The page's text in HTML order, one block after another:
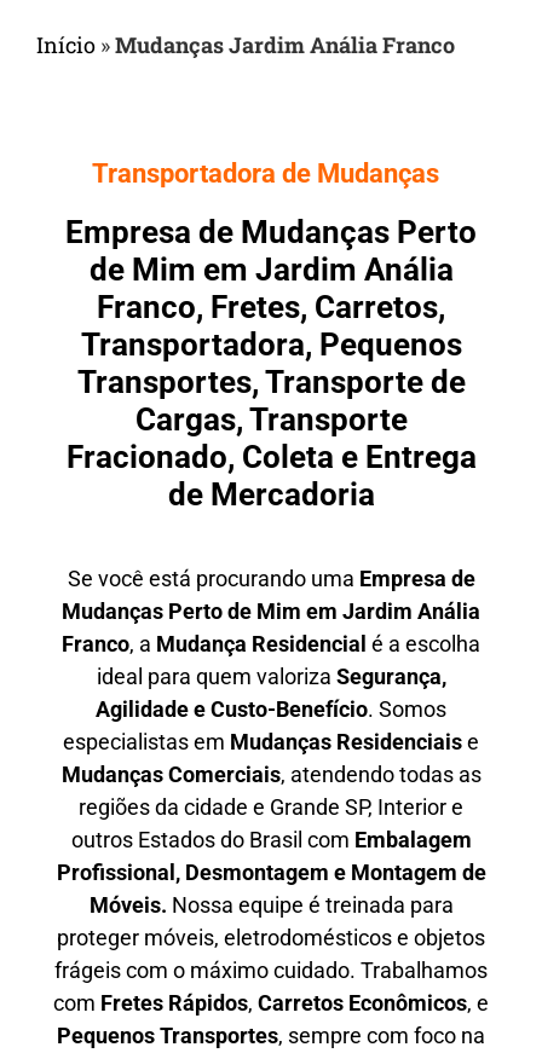
Início »Mudanças Jardim Anália Franco
Transportadora de Mudanças
Empresa de Mudanças Perto
de Mim em Jardim Anália
Franco, Fretes, Carretos,
Transportadora, Pequenos
Transportes, Transporte de
Cargas, Transporte
Fracionado, Coleta e Entrega
de Mercadoria
Se você está procurando uma Empresa de
Mudanças Perto de Mim em Jardim Anália
Franco, a Mudança Residencial é a escolha
ideal para quem valoriza Segurança,
Agilidade e Custo-Benefício. Somos
especialistas em Mudanças Residenciaise
Mudanças Comerciais, atendendo todas as
regiões da cidade e Grande SP, Interior e
outros Estados do Brasil com Embalagem
Profissional , Desmontagem e Montagem de
Móveis. Nossa equipe é treinada para
proteger móveis, eletrodomésticos e objetos
frágeis com o máximo cuidado. Trabalhamos
com Fretes Rápidos, Carretos Econômicos, e
Pequenos Transportes, sempre com foco na